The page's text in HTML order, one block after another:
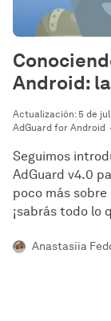
Actualización: 5 de
AdGuard for Android
Android:
Seguimos
AdGuard v4.0
poco más
¡sabrás todo lo
Anastasiia